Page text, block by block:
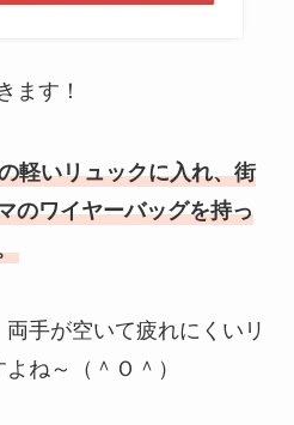
ます！
軽いリュックに入れ、街
のワイヤーバッグを持っ
手が空いて疲れにくいリ
ね～（＾Ｏ＾）